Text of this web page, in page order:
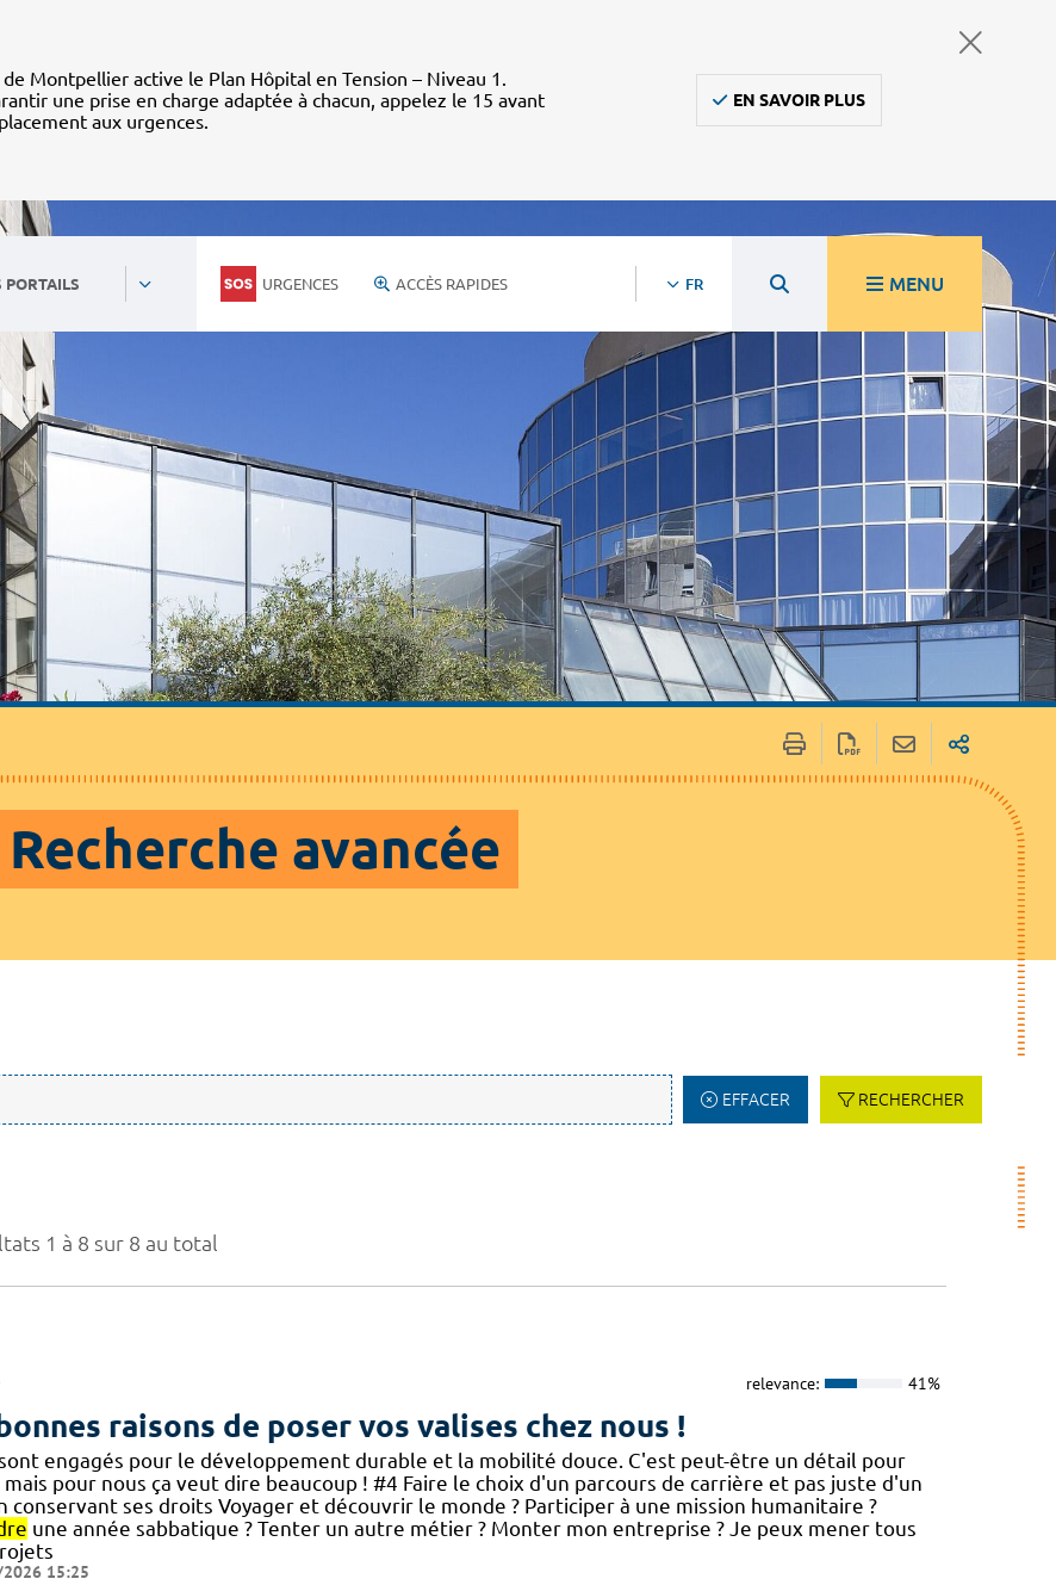
de Montpellier active le Plan Hôpital en Tension – Niveau 1.
une prise en charge adaptée à chacun, appelez le 15 avant
aux urgences.
EN SAVOIR PLUS
PORTAILS URGENCES ACCÈS RAPIDES FR MENU
Recherche avancée
EFFACER RECHERCHER
1 à 8 sur 8 au total
relevance: 41%
raisons de poser vos valises chez nous !
engagés pour le développement durable et la mobilité douce. C'est peut-être un détail pour
mais pour nous ça veut dire beaucoup ! #4 Faire le choix d'un parcours de carrière et pas juste d'un
conservant ses droits Voyager et découvrir le monde ? Participer à une mission humanitaire ?
une année sabbatique ? Tenter un autre métier ? Monter mon entreprise ? Je peux mener tous
15:25